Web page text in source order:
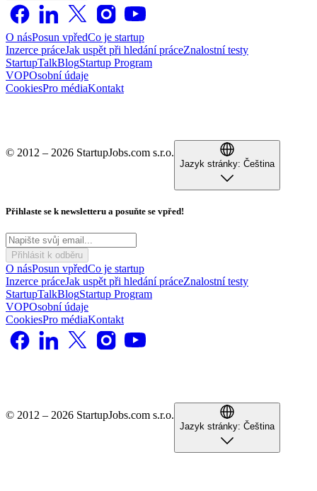
O násPosun vpředCo je startup
Inzerce práceJak uspět při hledání práceZnalostní testy
StartupTalkBlogStartup Program
VOPOsobní údaje
CookiesPro médiaKontakt
© 2012 – 2026 StartupJobs.com s.r.o.
Jazyk stránky: Čeština
Přihlaste se k newsletteru a posuňte se vpřed!
Přihlásit k odběru
O násPosun vpředCo je startup
Inzerce práceJak uspět při hledání práceZnalostní testy
StartupTalkBlogStartup Program
VOPOsobní údaje
CookiesPro médiaKontakt
© 2012 – 2026 StartupJobs.com s.r.o.
Jazyk stránky: Čeština